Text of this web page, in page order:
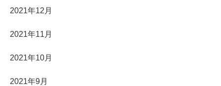
2021年12月
2021年11月
2021年10月
2021年9月